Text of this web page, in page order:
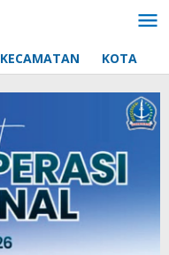
KECAMATAN KOTA